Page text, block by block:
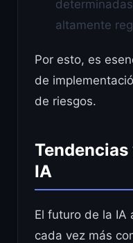
altamente
Por esto, es
de
de riesgos.
IA
El futuro de la IA
cada vez más